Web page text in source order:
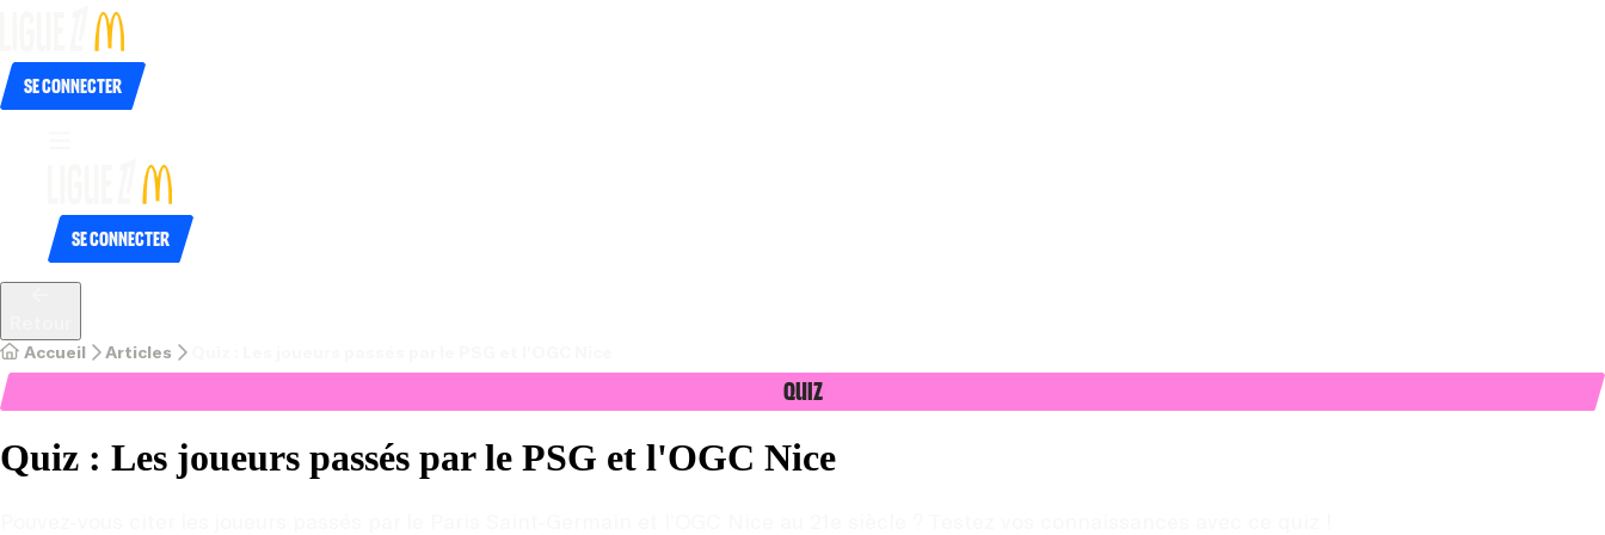
Se connecter
Se connecter
Accueil Articles
Quiz
Quiz : Les joueurs passés par le PSG et l'OGC Nice